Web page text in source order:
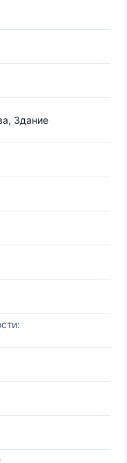
Здание